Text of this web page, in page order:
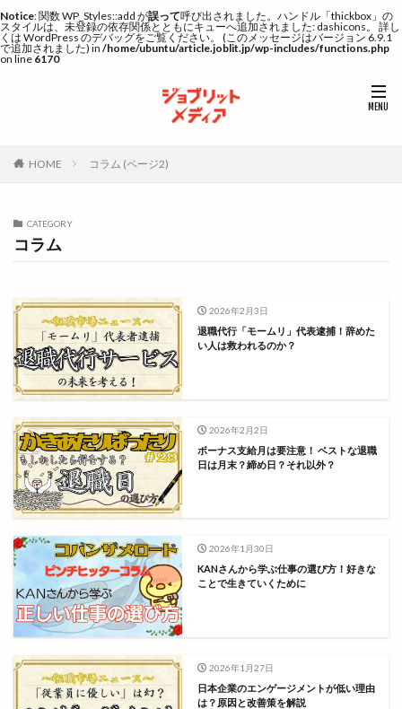
Notice: 関数 WP_Styles::add が誤って呼び出されました。ハンドル「thickbox」の
スタイルは、未登録の依存関係とともにキューへ追加されました: dashicons。 詳し
くは WordPress のデバッグをご覧ください。 (このメッセージはバージョン 6.9.1
で追加されました) in /home/ubuntu/article.joblit.jp/wp-includes/functions.php
on line 6170
HOME コラム (ページ2)
CATEGORY
コラム
2026年2月3日
退職代行「モームリ」代表逮捕！辞めた
い人は救われるのか？
2026年2月2日
ボーナス支給月は要注意！ ベストな退職
日は月末？締め日？それ以外？
2026年1月30日
KANさんから学ぶ仕事の選び方！好きな
ことで生きていくために
2026年1月27日
日本企業のエンゲージメントが低い理由
は？原因と改善策を解説